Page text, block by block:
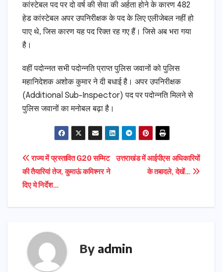
कांस्टेबल पद पर दो वर्ष की सेवा की अर्हता होने के कारण 482
हेड कांस्टेबल अपर उपनिरीक्षक के पद के लिए एलीजेबल नहीं हो
पाए थे, जिस कारण यह पद रिक्त रह गए हैं। जिसे अब भरा गया
है।
वहीं पदोन्नत सभी पदोन्नति प्राप्त पुलिस जवानों को पुलिस
महानिदेशक अशोक कुमार ने दी बधाई है। अपर उपनिरीक्षक
(Additional Sub-Inspector) पद पर पदोन्नति मिलने से
पुलिस जवानों का मनोबल बढ़ा है।
Post
navigation
उत्तराखंड में आईपीएस अधिकारियों
के तबादले, देखें…
राज्य में प्रस्तावित G20 सम्मिट
की तैयारियां तेज, कुमाऊं कमिश्नर ने
दिए ये निर्देश…
By admin